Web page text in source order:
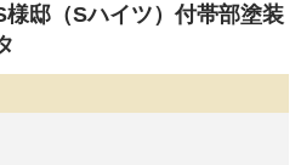
邸（Sハイツ）付帯部塗装